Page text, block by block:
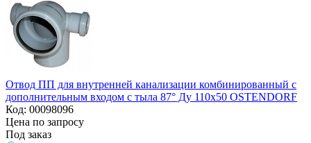
Отвод ПП для внутренней канализации комбинированный с
дополнительным входом с тыла 87° Ду 110х50 OSTENDORF
Код: 00098096
Цена по запросу
Под заказ